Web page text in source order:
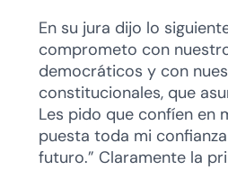
En su jura dijo lo
comprometo con
democráticos y con
constitucionales, que
Les pido que confíen en
puesta toda mi
futuro.” Claramente la